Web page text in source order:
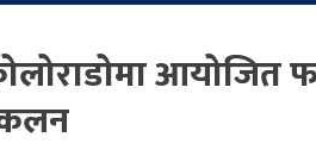
आयोजित